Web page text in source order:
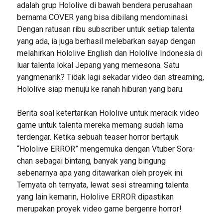
adalah grup Hololive di bawah bendera perusahaan
bernama COVER yang bisa dibilang mendominasi.
Dengan ratusan ribu subscriber untuk setiap talenta
yang ada, ia juga berhasil melebarkan sayap dengan
melahirkan Hololive English dan Hololive Indonesia di
luar talenta lokal Jepang yang memesona. Satu
yangmenarik? Tidak lagi sekadar video dan streaming,
Hololive siap menuju ke ranah hiburan yang baru.
Berita soal ketertarikan Hololive untuk meracik video
game untuk talenta mereka memang sudah lama
terdengar. Ketika sebuah teaser horror bertajuk
“Hololive ERROR” mengemuka dengan Vtuber Sora-
chan sebagai bintang, banyak yang bingung
sebenarnya apa yang ditawarkan oleh proyek ini.
Ternyata oh ternyata, lewat sesi streaming talenta
yang lain kemarin, Hololive ERROR dipastikan
merupakan proyek video game bergenre horror!